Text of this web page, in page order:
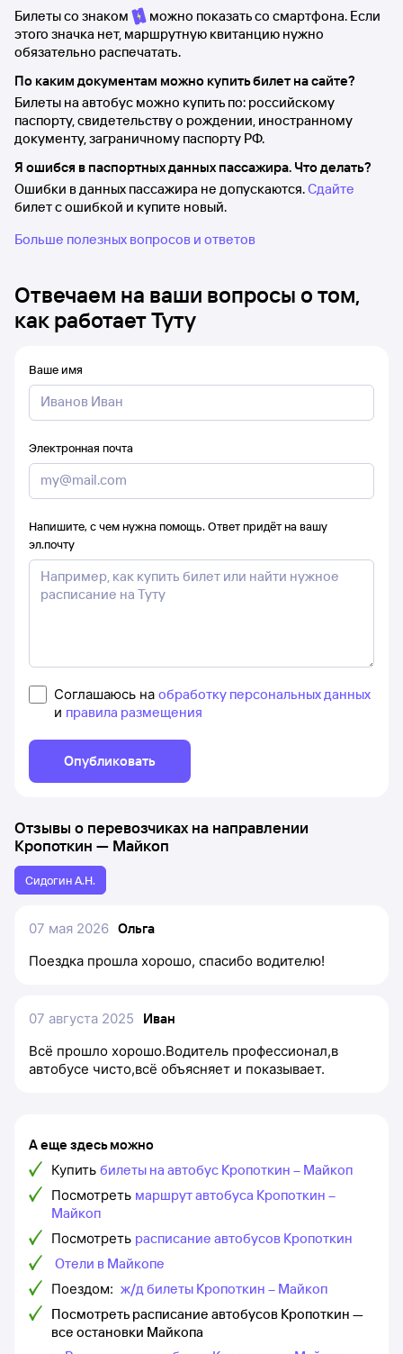
Билеты со знаком
можно показать со смартфона. Если
этого значка нет, маршрутную квитанцию нужно
обязательно распечатать.
По каким документам можно купить билет на сайте?
Билеты на автобус можно купить по: российскому
паспорту, свидетельству о рождении, иностранному
документу, заграничному паспорту РФ.
Я ошибся в паспортных данных пассажира. Что делать?
Ошибки в данных пассажира не допускаются.Сдайте
билет с ошибкой и купите новый.
Больше полезных вопросов и ответов
Отвечаем на ваши вопросы о том,
как работает Туту
Ваше имя
Электронная почта
Напишите, с чем нужна помощь. Ответ придёт на вашу
эл.почту
Соглашаюсь на обработку персональных данных
и правила размещения
Опубликовать
Отзывы о перевозчиках на направлении
Кропоткин — Майкоп
Сидогин А.Н.
07 мая 2026 Ольга
Поездка прошла хорошо, спасибо водителю!
07 августа 2025
Иван
Всё прошло хорошо.Водитель профессионал,в
автобусе чисто,всё объясняет и показывает.
А еще здесь можно
Купить билеты на автобус Кропоткин – Майкоп
Посмотреть маршрут автобуса Кропоткин –
Майкоп
Посмотреть расписание автобусов Кропоткин
Отели в Майкопе
Поездом: ж/д билеты Кропоткин – Майкоп
Посмотреть расписание автобусов Кропоткин —
все остановки Майкопа